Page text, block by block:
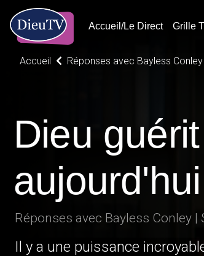
Accueil/Le Direct Grille
Accueil Réponses avec Bayless Conley
Dieu
aujourd'hui
Réponses avec Bayless Conley |
Il y a une puissance